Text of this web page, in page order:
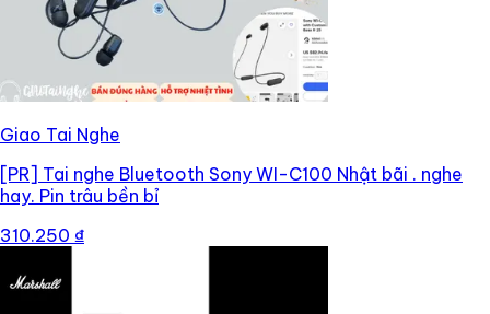
Giao Tai Nghe
[PR] Tai nghe Bluetooth Sony WI-C100 Nhật bãi . nghe
hay. Pin trâu bền bỉ
310.250 ₫